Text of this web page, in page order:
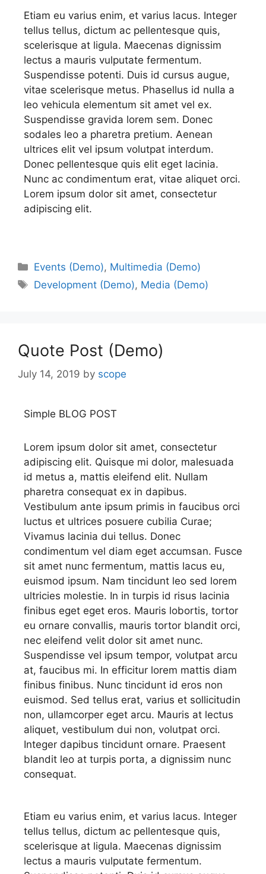
Etiam eu varius enim, et varius lacus. Integer
tellus tellus, dictum ac pellentesque quis,
scelerisque at ligula. Maecenas dignissim
lectus a mauris vulputate fermentum.
Suspendisse potenti. Duis id cursus augue,
vitae scelerisque metus. Phasellus id nulla a
leo vehicula elementum sit amet vel ex.
Suspendisse gravida lorem sem. Donec
sodales leo a pharetra pretium. Aenean
ultrices elit vel ipsum volutpat interdum.
Donec pellentesque quis elit eget lacinia.
Nunc ac condimentum erat, vitae aliquet orci.
Lorem ipsum dolor sit amet, consectetur
adipiscing elit.
Events (Demo), Multimedia (Demo)
Development (Demo), Media (Demo)
Quote Post (Demo)
July 14, 2019 by scope
Simple BLOG POST
Lorem ipsum dolor sit amet, consectetur
adipiscing elit. Quisque mi dolor, malesuada
id metus a, mattis eleifend elit. Nullam
pharetra consequat ex in dapibus.
Vestibulum ante ipsum primis in faucibus orci
luctus et ultrices posuere cubilia Curae;
Vivamus lacinia dui tellus. Donec
condimentum vel diam eget accumsan. Fusce
sit amet nunc fermentum, mattis lacus eu,
euismod ipsum. Nam tincidunt leo sed lorem
ultricies molestie. In in turpis id risus lacinia
finibus eget eget eros. Mauris lobortis, tortor
eu ornare convallis, mauris tortor blandit orci,
nec eleifend velit dolor sit amet nunc.
Suspendisse vel ipsum tempor, volutpat arcu
at, faucibus mi. In efficitur lorem mattis diam
finibus finibus. Nunc tincidunt id eros non
euismod. Sed tellus erat, varius et sollicitudin
non, ullamcorper eget arcu. Mauris at lectus
aliquet, vestibulum dui non, volutpat orci.
Integer dapibus tincidunt ornare. Praesent
blandit leo at turpis porta, a dignissim nunc
consequat.
Etiam eu varius enim, et varius lacus. Integer
tellus tellus, dictum ac pellentesque quis,
scelerisque at ligula. Maecenas dignissim
lectus a mauris vulputate fermentum.